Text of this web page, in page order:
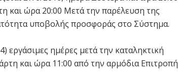
και ώρα 20:00 Μετά την παρέλευση της
υποβολής προσφοράς στο Σύστημα.
ημέρες μετά την καταληκτική
και ώρα 11:00 από την αρμόδια Επιτροπή